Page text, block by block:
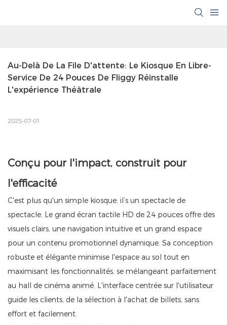
Au-Delà De La File D'attente: Le Kiosque En Libre-
Service De 24 Pouces De Fliggy Réinstalle
L'expérience Théâtrale
2025-07-01
Conçu pour l'impact, construit pour
l'efficacité
C'est plus qu'un simple kiosque; il’s un spectacle de
spectacle. Le grand écran tactile HD de 24 pouces offre des
visuels clairs, une navigation intuitive et un grand espace
pour un contenu promotionnel dynamique. Sa conception
robuste et élégante minimise l'espace au sol tout en
maximisant les fonctionnalités, se mélangeant parfaitement
au hall de cinéma animé. L'interface centrée sur l'utilisateur
guide les clients, de la sélection à l'achat de billets, sans
effort et facilement.